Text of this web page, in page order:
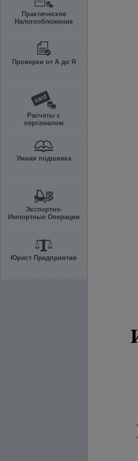
Практическое
Налогообложение
Проверки от А до Я
Расчеты с
персоналом
Умная подшивка
Экспортно-
Импортные Операции
Юрист Предприятия